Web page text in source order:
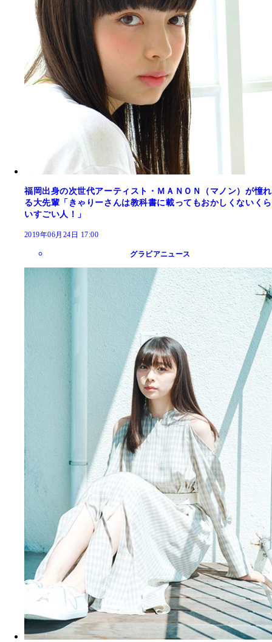
福岡出身の次世代アーティスト・ＭＡＮＯＮ（マノン）が憧れ
る大先輩「きゃりーさんは教科書に載ってもおかしくないくら
いすごい人！」
2019年06月24日 17:00
グラビアニュース